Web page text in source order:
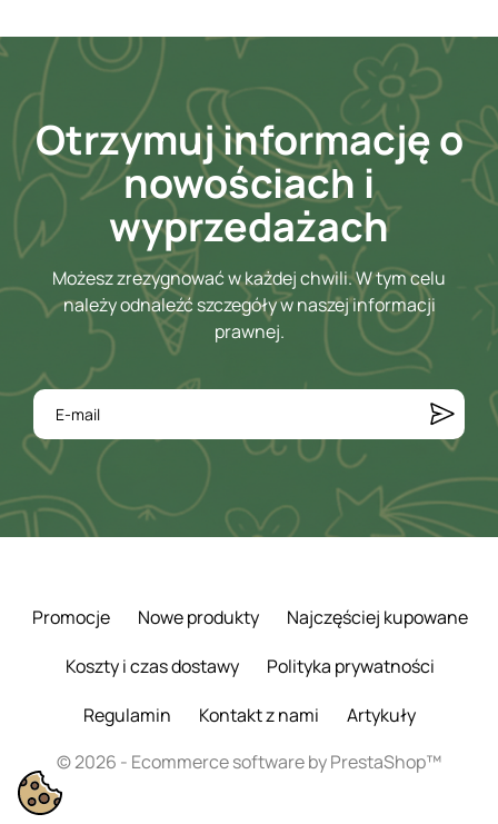
Otrzymuj informację o
nowościach i
wyprzedażach
Możesz zrezygnować w każdej chwili. W tym celu
należy odnaleźć szczegóły w naszej informacji
prawnej.
Promocje Nowe produkty
Najczęściej kupowane
Koszty i czas dostawy
Polityka prywatności
Regulamin
Kontakt z nami
Artykuły
© 2026 - Ecommerce software by PrestaShop™